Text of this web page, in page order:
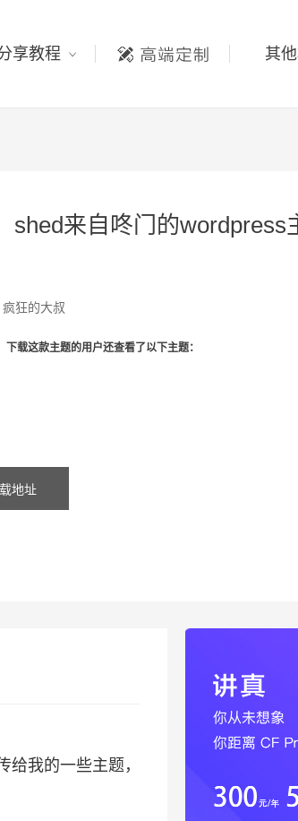
享教程 其
shed来自咚门的wordpress
疯狂的大叔
载这款主题的用户还查看了以下主题：
地址
我的一些主题，